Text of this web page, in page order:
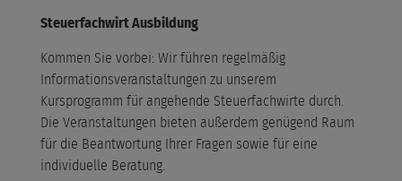
Steuerfachwirt Ausbildung
Kommen Sie vorbei: Wir führen regelmäßig
Informationsveranstaltungen zu unserem
Kursprogramm für angehende Steuerfachwirte durch.
Die Veranstaltungen bieten außerdem genügend Raum
für die Beantwortung Ihrer Fragen sowie für eine
individuelle Beratung.